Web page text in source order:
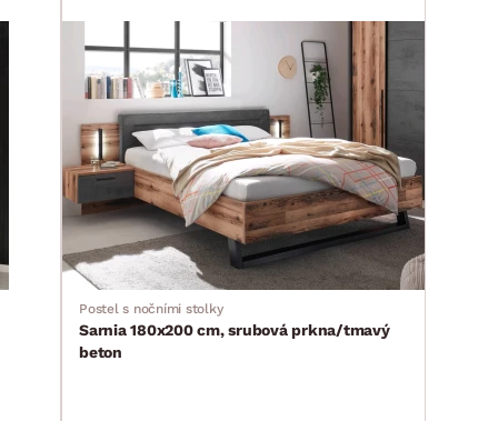
Postel s nočními stolky
Sarnia 180x200 cm, srubová prkna/tmavý
beton